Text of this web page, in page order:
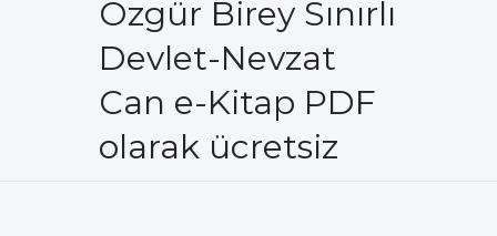
Özgür Birey Sınırlı
Devlet-Nevzat
Can e-Kitap PDF
olarak ücretsiz